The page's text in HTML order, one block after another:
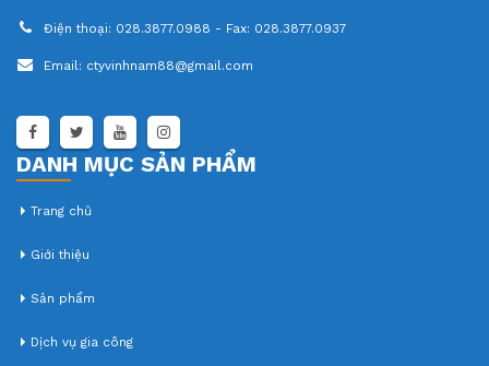
Điện thoại: 028.3877.0988 - Fax: 028.3877.0937
Email: ctyvinhnam88@gmail.com
DANH MỤC SẢN PHẨM
Trang chủ
Giới thiệu
Sản phẩm
Dịch vụ gia công